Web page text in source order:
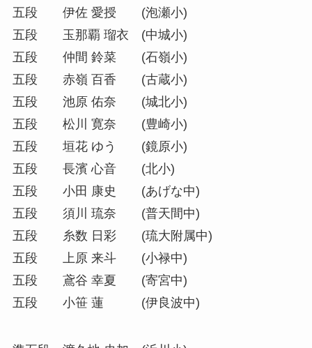
五段 伊佐 愛授 (泡瀬小)
五段 玉那覇 瑠衣 (中城小)
五段 仲間 鈴菜 (石嶺小)
五段 赤嶺 百香 (古蔵小)
五段 池原 佑奈 (城北小)
五段 松川 寛奈 (豊崎小)
五段 垣花 ゆう (鏡原小)
五段 長濱 心音 (北小)
五段 小田 康史 (あげな中)
五段 須川 琉奈 (普天間中)
五段 糸数 日彩 (琉大附属中)
五段 上原 来斗 (小禄中)
五段 鳶谷 幸夏 (寄宮中)
五段 小笹 蓮 (伊良波中)